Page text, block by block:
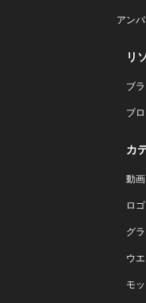
アン
リ
ブ
ブ
カ
動画
ロゴ
グ
ウ
モ